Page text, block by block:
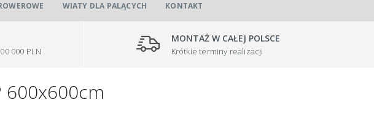
WIATY DLA PALĄCYCH KONTAKT
000 PLN
MONTAŻ W CAŁEJ POLSCE
Krótkie terminy realizacji
600x600cm